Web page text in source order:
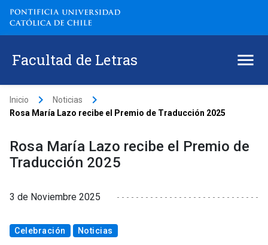
Facultad de Letras
Inicio keyboard_arrow_right Noticias keyboard_arrow_right
Rosa María Lazo recibe el Premio de Traducción 2025
Rosa María Lazo recibe el Premio de
Traducción 2025
3 de Noviembre 2025
Celebración Noticias